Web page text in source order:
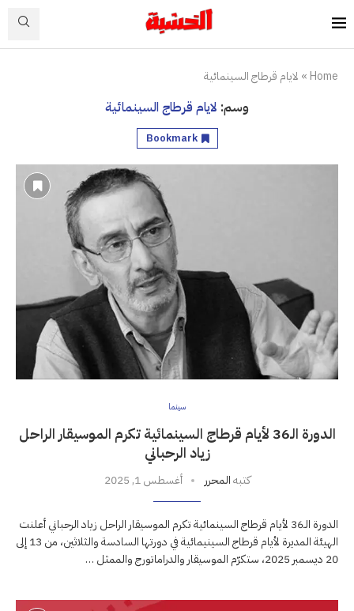
Home
» لايام قرطاج السينمائية
وسم: لايام قرطاج السينمائية
Bookmark
سينما
الدورة الـ36 لأيام قرطاج السينمائية تكرم الموسيقار الراحل
زياد الرحباني
كتبهالمحرر أغسطس 1, 2025
الدورة الـ36 لأيام قرطاج السينمائية تكرم الموسيقار الراحل زياد الرحباني أعلنت
الهيئة المديرة لأيام قرطاج السينيمائية في دورتها السادسة والثلاثين، من 13 إلى
20 ديسمبر 2025، ستكرّم الموسيقار والدراماتورج والممثل …